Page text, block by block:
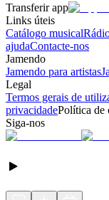
Transferir app
Links úteis
Catálogo musical
ajudaContacte-nos
Jamendo
Jamendo para artistas
Legal
Termos gerais de
privacidadePolítica de
Siga-nos